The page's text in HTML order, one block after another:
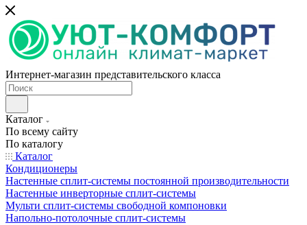
Интернет-магазин представительского класса
Каталог
По всему сайту
По каталогу
Каталог
Кондиционеры
Настенные сплит-системы постоянной производительности
Настенные инверторные сплит-системы
Мульти сплит-системы свободной компоновки
Напольно-потолочные сплит-системы